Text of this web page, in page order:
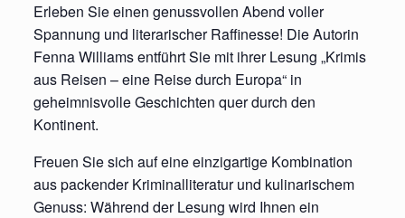
Erleben Sie einen genussvollen Abend voller
Spannung und literarischer Raffinesse! Die Autorin
Fenna Williams entführt Sie mit ihrer Lesung „Krimis
aus Reisen – eine Reise durch Europa“ in
geheimnisvolle Geschichten quer durch den
Kontinent.
Freuen Sie sich auf eine einzigartige Kombination
aus packender Kriminalliteratur und kulinarischem
Genuss: Während der Lesung wird Ihnen ein